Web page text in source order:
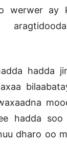
werwer ay
hadda
hadda
dharo oo